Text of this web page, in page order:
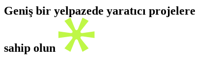
Geniş bir yelpazede yaratıcı projelere
sahip olun